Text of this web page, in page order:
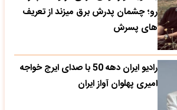
رو؛ چشمان پدرش برق میزند از تعریف
های پسرش
رادیو ایران دهه 50 با صدای ایرج خواجه
امیری پهلوان آواز ایران